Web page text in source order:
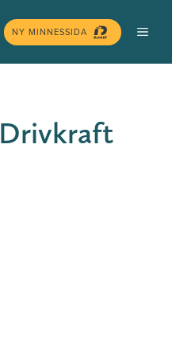
NY MINNESSIDA
Drivkraft